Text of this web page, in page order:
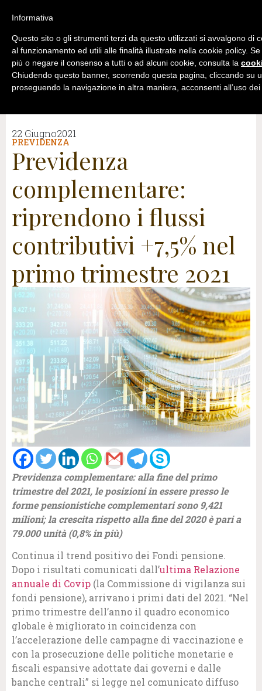
22 Giugno2021
PREVIDENZA
Previdenza
complementare:
riprendono i flussi
contributivi +7,5% nel
primo trimestre 2021
Previdenza complementare: alla fine del primo
trimestre del 2021, le posizioni in essere presso le
forme pensionistiche complementari sono 9,421
milioni; la crescita rispetto alla fine del 2020 è pari a
79.000 unità (0,8% in più)
Continua il trend positivo dei Fondi pensione.
Dopo i risultati comunicati dall’ultima Relazione
annuale di Covip (la Commissione di vigilanza sui
fondi pensione), arrivano i primi dati del 2021. “Nel
primo trimestre dell’anno il quadro economico
globale è migliorato in coincidenza con
l’accelerazione delle campagne di vaccinazione e
con la prosecuzione delle politiche monetarie e
fiscali espansive adottate dai governi e dalle
banche centrali” si legge nel comunicato diffuso
Informativa
Questo sito o gli strumenti terzi da questo utilizzati si avvalgono di
al funzionamento ed utili alle finalità illustrate nella cookie policy.
più o negare il consenso a tutti o ad alcuni cookie, consulta la
Chiudendo questo banner, scorrendo questa pagina, cliccando su
proseguendo la navigazione in altra maniera, acconsenti all’uso